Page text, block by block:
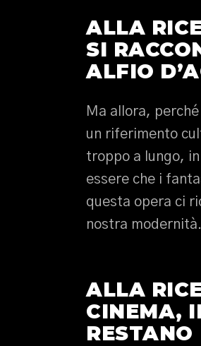
ALLA
SI
ALFIO
Ma allora,
un riferimento
troppo a lungo,
essere che i
questa opera ci
nostra modernità.
ALLA
CINEMA,
RESTANO